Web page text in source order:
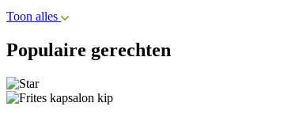
Toon alles
Populaire gerechten